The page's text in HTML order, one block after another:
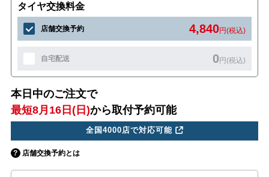
タイヤ交換料金
店舗交換予約 4,840円(税込)
自宅配送 0円(税込)
本日中のご注文で
最短8月16日(日)から取付予約可能
全国4000店で対応可能
店舗交換予約とは